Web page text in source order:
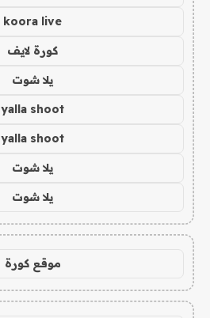
koora live
كورة لايف
يلا شوت
yalla shoot
yalla shoot
يلا شوت
يلا شوت
موقع كورة